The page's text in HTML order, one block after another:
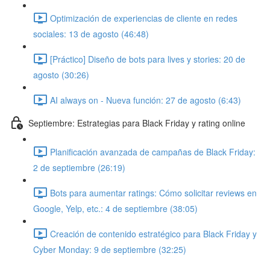
Optimización de experiencias de cliente en redes
sociales: 13 de agosto (46:48)
[Práctico] Diseño de bots para lives y stories: 20 de
agosto (30:26)
AI always on - Nueva función: 27 de agosto (6:43)
Septiembre: Estrategias para Black Friday y rating online
Planificación avanzada de campañas de Black Friday:
2 de septiembre (26:19)
Bots para aumentar ratings: Cómo solicitar reviews en
Google, Yelp, etc.: 4 de septiembre (38:05)
Creación de contenido estratégico para Black Friday y
Cyber Monday: 9 de septiembre (32:25)